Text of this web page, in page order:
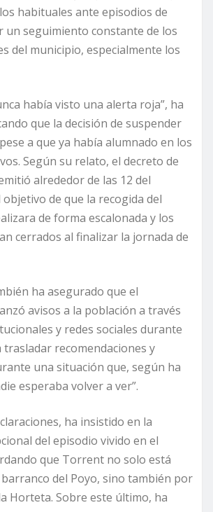
habituales ante episodios de
un seguimiento constante de los
del municipio, especialmente los
había visto una alerta roja”, ha
que la decisión de suspender
a que ya había alumnado en los
Según su relato, el decreto de
alrededor de las 12 del
objetivo de que la recogida del
de forma escalonada y los
cerrados al finalizar la jornada de
ha asegurado que el
avisos a la población a través
y redes sociales durante
recomendaciones y
una situación que, según ha
esperaba volver a ver”.
ha insistido en la
del episodio vivido en el
que Torrent no solo está
del Poyo, sino también por
Horteta. Sobre este último, ha